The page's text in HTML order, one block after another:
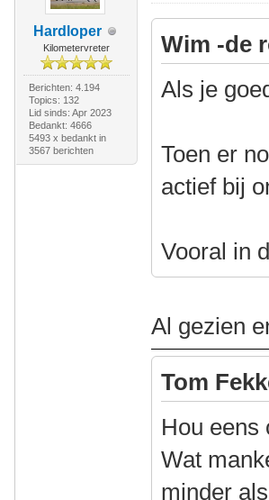
Hardloper
Kilometervreter
Berichten: 4.194
Topics: 132
Lid sinds: Apr 2023
Bedankt: 4666
5493 x bedankt in
3567 berichten
Wim -de
Als je
Toen er
actief bij
Vooral in
Al gezien
Tom
Hou
Wat
minder